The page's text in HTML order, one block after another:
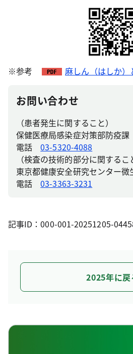
※参考 麻しん（はしか）
お問い合わせ
（患者発生に関すること）
保健医療局感染症対策部防疫課
電話03-5320-4088
（検査の技術的部分に関するこ
東京都健康安全研究センター微
電話03-3363-3231
記事ID：000-001-20251205-
2025年に戻